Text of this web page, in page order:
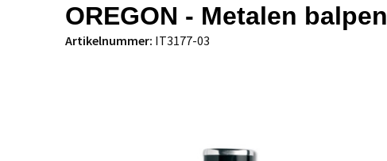
OREGON - Metalen balpen
Artikelnummer: IT3177-03